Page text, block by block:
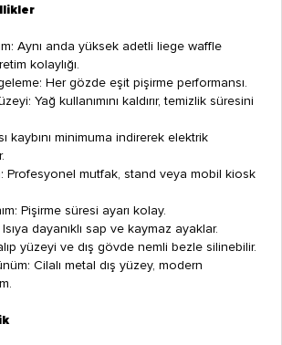
Aynı anda yüksek adetli liege waffle
kolaylığı.
Her gözde eşit pişirme performansı.
Yağ kullanımını kaldırır, temizlik süresini
kaybını minimuma indirerek elektrik
Profesyonel mutfak, stand veya mobil kiosk
Pişirme süresi ayarı kolay.
dayanıklı sap ve kaymaz ayaklar.
yüzeyi ve dış gövde nemli bezle silinebilir.
Cilalı metal dış yüzey, modern